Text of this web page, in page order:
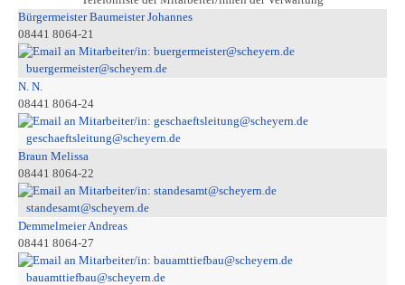
Bürgermeister Baumeister Johannes
08441 8064-21
buergermeister@scheyern.de
N. N.
08441 8064-24
geschaeftsleitung@scheyern.de
Braun Melissa
08441 8064-22
standesamt@scheyern.de
Demmelmeier Andreas
08441 8064-27
bauamttiefbau@scheyern.de